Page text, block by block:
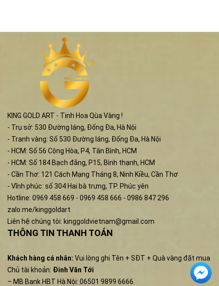
KING GOLD ART - Tinh Hoa Qùa Vàng !
- Trụ sở: 530 Đường láng, Đống Đa, Hà Nội
- Tranh vàng: Số 530 Đường láng, Đống Đa, Hà Nội
- HCM: Số 56 Cộng Hòa, P4, Tân Bình, HCM
- HCM: Số 184 Bạch đằng, P15, Bình thạnh, HCM
- Cần Thơ: 121 Cách Mạng Tháng 8, Ninh Kiều, Cần Thơ
- Vĩnh phúc: số 304 Hai bà trưng, TP. Phúc yên
Hotline: 0969 458 669 - 0969 458 666 - 0986 847 296
zalo.me/kinggoldart
Liên hệ chúng tôi: kinggoldvietnam@gmail.com
THÔNG TIN THANH TOÁN
Khách hàng cá nhân: Vui lòng ghi Tên + SĐT + Quà vàng đặt mua
Chủ tài khoản: Đinh Văn Tới
– MB Bank HBT Hà Nội: 06501 9899 6666